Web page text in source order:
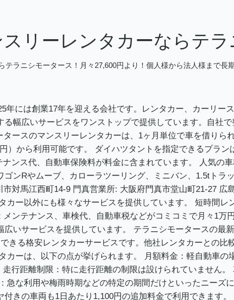
リーレンタカーならテラ
テラニシモータース！月々27,600円より！個人様から法人様まで長
年には創業17年を迎える会社です。レンタカー、カーリ
幅広いサービスをワンストップで提供しています。自社
ースのマンスリーレンタカーは、1ヶ月単位で車を借りら
）から利用可能です。 ダイハツタントを指定できるプラ
ンス代、自動車保険料が料金に含まれています。 人気の
ンRやムーブ、カローラツーリング、ミニバン、1.5tトラ
対馬江西町14-9 門真営業所: 大阪府門真市堂山町21-27
カー以外にも様々なサービスを提供しています。 短時間
ンテナンス、車検代、自動車税などがコミコミで月々1
いサービスを提供しています。 テラニシモータースの最
きる格安レンタカーサービスです。他社レンタカーとの
ーは、以下の点が挙げられます。 月額料金：軽自動車の
行距離制限：特に走行距離の制限は設けられていません
な利用や梅雨時期などの特定の期間だけといったニーズ
きの車両も1日あたり1,100円の追加料金で利用できます